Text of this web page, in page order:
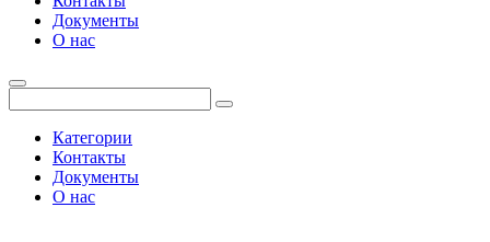
Документы
О нас
Категории
Контакты
Документы
О нас